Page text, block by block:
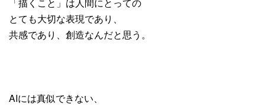
とても大切な表現であり、
共感であり、創造なんだと思う。
AIには真似できない、